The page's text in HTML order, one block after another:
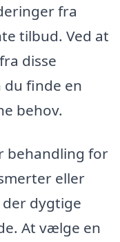
fra
tilbud. Ved at
disse
finde en
behov.
behandling for
eller
dygtige
At vælge en